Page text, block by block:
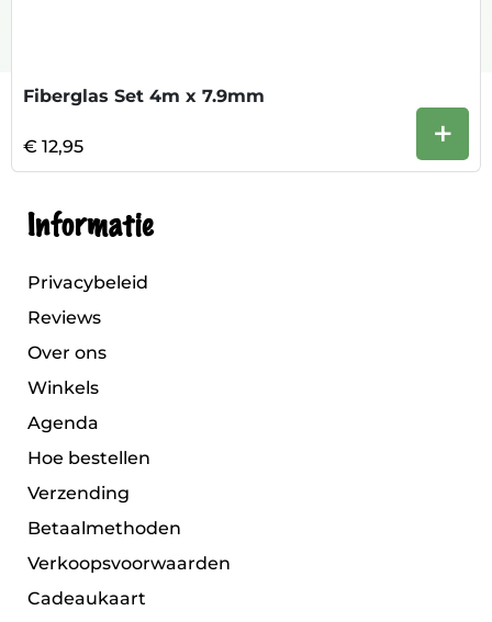
Fiberglas Set 4m x 7.9mm
€ 12,95 +
Informatie
Privacybeleid
Reviews
Over ons
Winkels
Agenda
Hoe bestellen
Verzending
Betaalmethoden
Verkoopsvoorwaarden
Cadeaukaart